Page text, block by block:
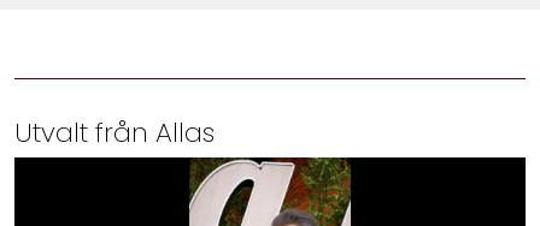
Utvalt från Allas